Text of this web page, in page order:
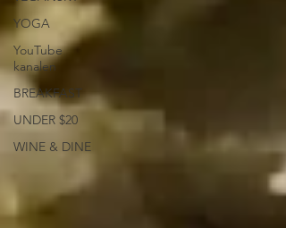
YOGA
YouTube
kanalen
BREAKFAST
UNDER $20
WINE & DINE